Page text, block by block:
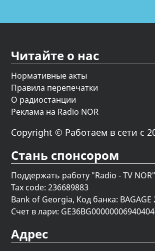
Читайте о нас
Нормативные акты
Правила перепечатки
О радиостанции
Реклама на Radio NOR
Copyright © Работаем в сети с
Стань спонсором
Поддержать работу "Radio - TV
Tax code: 236689883
Bank of Georgia, Код банка: BAGAGE
Счет в лари:
Адрес